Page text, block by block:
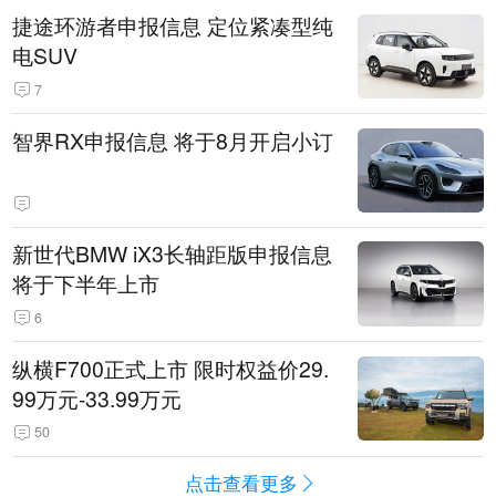
捷途环游者申报信息 定位紧凑型纯
电SUV
7
智界RX申报信息 将于8月开启小订
新世代BMW iX3长轴距版申报信息
将于下半年上市
6
纵横F700正式上市 限时权益价29.
99万元-33.99万元
50
点击查看更多